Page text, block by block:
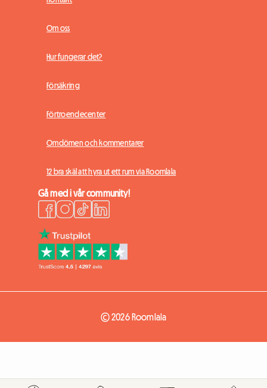
Om oss
Hur fungerar det?
Försäkring
Förtroendecenter
Omdömen och kommentarer
12 bra skäl att hyra ut ett rum via Roomlala
Gå med i vår community!
© 2026 Roomlala